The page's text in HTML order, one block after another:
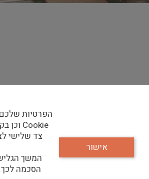
עומדים לשנות ולפתח אותה כך
הפרטיות
צד שלישי
המשך
הסכמה לכך.
אישור